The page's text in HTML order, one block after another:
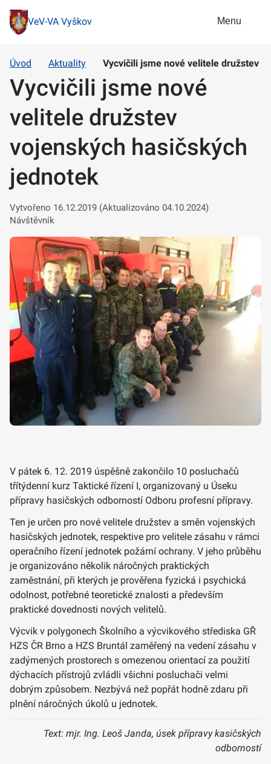
VeV-VA Vyškov Menu
Úvod Aktuality Vycvičili jsme nové velitele družstev
Vycvičili jsme nové
velitele družstev
vojenských hasičských
jednotek
Vytvořeno 16.12.2019 (Aktualizováno 04.10.2024)
Návštěvník
V pátek 6. 12. 2019 úspěšně zakončilo 10 posluchačů
třítýdenní kurz Taktické řízení I, organizovaný u Úseku
přípravy hasičských odborností Odboru profesní přípravy.
Ten je určen pro nové velitele družstev a směn vojenských
hasičských jednotek, respektive pro velitele zásahu v rámci
operačního řízení jednotek požární ochrany. V jeho průběhu
je organizováno několik náročných praktických
zaměstnání, při kterých je prověřena fyzická i psychická
odolnost, potřebné teoretické znalosti a především
praktické dovednosti nových velitelů.
Výcvik v polygonech Školního a výcvikového střediska GŘ
HZS ČR Brno a HZS Bruntál zaměřený na vedení zásahu v
zadýmených prostorech s omezenou orientací za použití
dýchacích přístrojů zvládli všichni posluchači velmi
dobrým způsobem. Nezbývá než popřát hodně zdaru při
plnění náročných úkolů u jednotek.
Text: mjr. Ing. Leoš Janda, úsek přípravy kasičských
odborností